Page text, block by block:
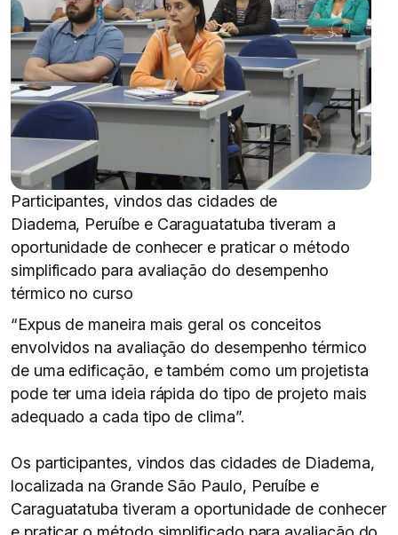
Participantes, vindos das cidades de
Diadema, Peruíbe e Caraguatatuba tiveram a
oportunidade de conhecer e praticar o método
simplificado para avaliação do desempenho
térmico no curso
“Expus de maneira mais geral os conceitos
envolvidos na avaliação do desempenho térmico
de uma edificação, e também como um projetista
pode ter uma ideia rápida do tipo de projeto mais
adequado a cada tipo de clima”.
Os participantes, vindos das cidades de Diadema,
localizada na Grande São Paulo, Peruíbe e
Caraguatatuba tiveram a oportunidade de conhecer